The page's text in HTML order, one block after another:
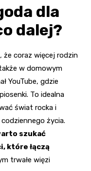
dla
dalej?
że coraz więcej rodzin
w domowym
YouTube, gdzie
To idealna
świat rocka i
życia.
szukać
które łączą
trwałe więzi